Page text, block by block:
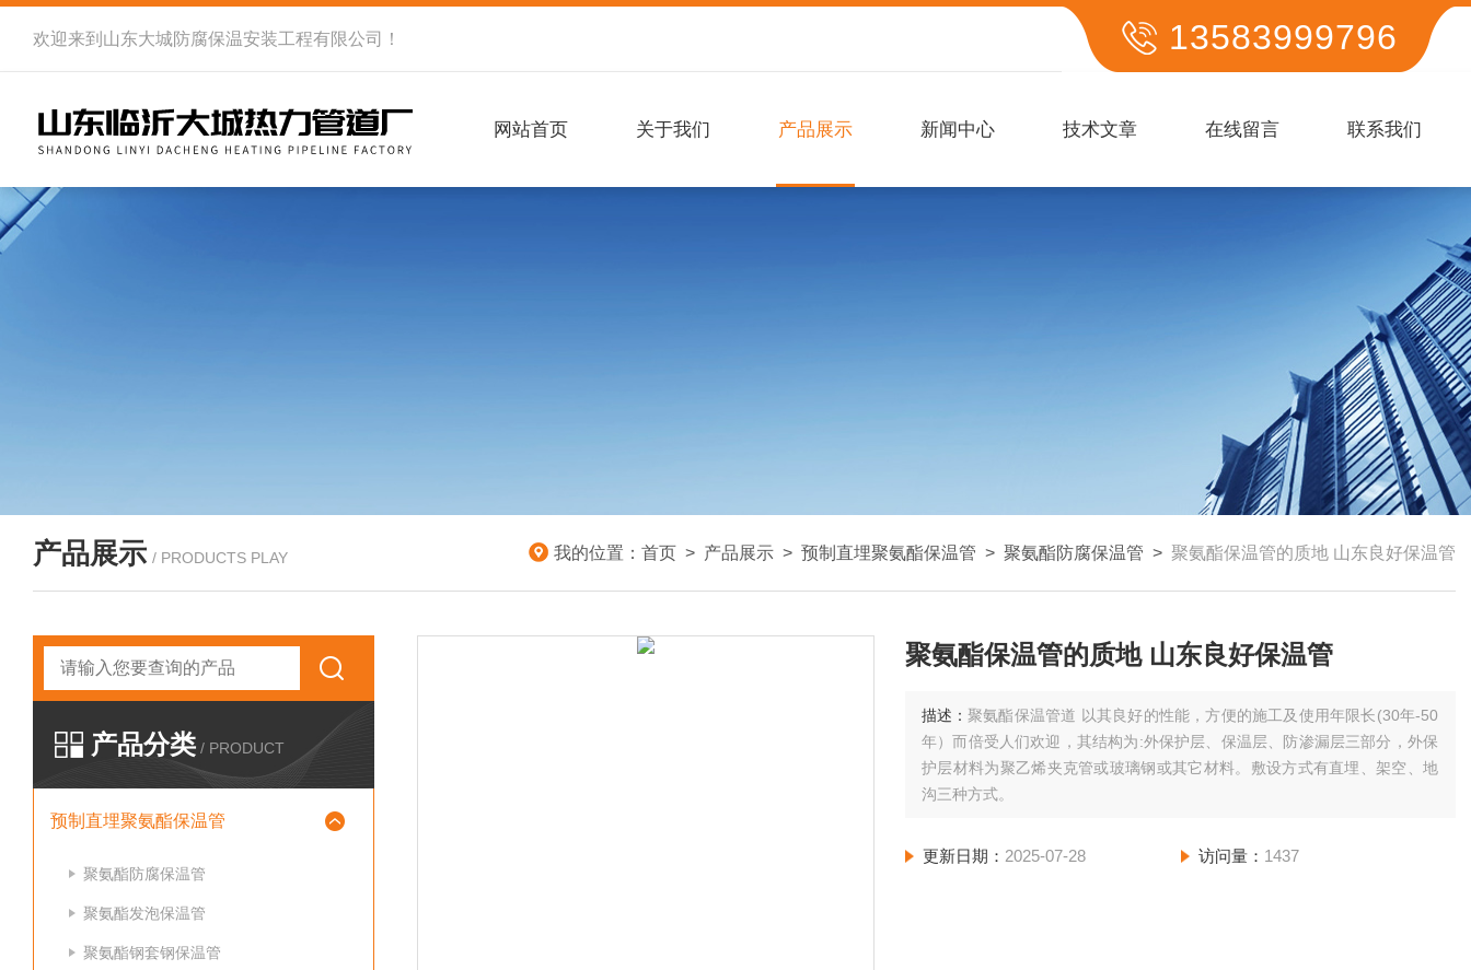
欢迎来到 山东大城防腐保温安装工程有限公司 ！ 13583999796
网站首页 关于我们 产品展示 新闻中心 技术文章 在线留言 联系我们
产品展示 / PRODUCTS PLAY 我的位置： 首页 > 产品展示 > 预制直埋聚氨酯保温管 > 聚氨酯防腐保温管 > 聚氨酯保温管的质地 山东良好保温管
产品分类 / PRODUCT
预制直埋聚氨酯保温管
聚氨酯防腐保温管
聚氨酯发泡保温管
聚氨酯钢套钢保温管
聚氨酯保温管的质地 山东良好保温管
描述：聚氨酯保温管道 以其良好的性能，方便的施工及使用年限长(30年-50
年）而倍受人们欢迎，其结构为:外保护层、保温层、防渗漏层三部分，外保
护层材料为聚乙烯夹克管或玻璃钢或其它材料。敷设方式有直埋、架空、地
沟三种方式。
更新日期： 2025-07-28 访问量： 1437